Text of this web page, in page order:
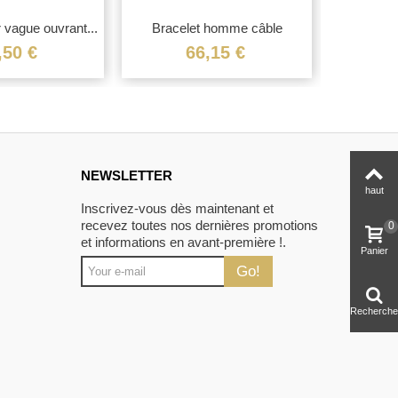
ouvrant...
€
Bracelet homme câble
torsadé...
66,15 €
NEWSLETTER
Inscrivez-vous dès maintenant et
recevez toutes nos dernières promotions
et informations en avant-première !.
Go!
haut
Panier
0